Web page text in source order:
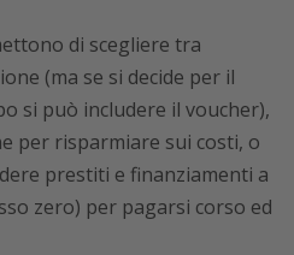
di scegliere tra
(ma se si decide per il
si può includere il voucher),
per risparmiare sui costi, o
prestiti e finanziamenti a
zero) per pagarsi corso ed